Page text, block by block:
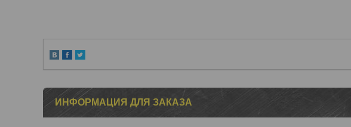
ИНФОРМАЦИЯ ДЛЯ ЗАКАЗА